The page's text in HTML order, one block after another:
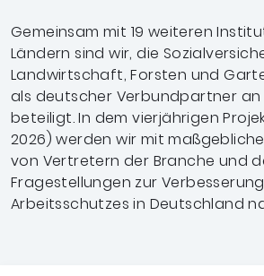
Gemeinsam mit 19 weiteren
Ländern sind wir, die
Landwirtschaft,Forsten und
als deutscher Verbundpartner an
beteiligt. In dem vierjährigen
2026) werden wir mit
von Vertretern der Branche und
Fragestellungen zur
Arbeitsschutzes in Deutschland